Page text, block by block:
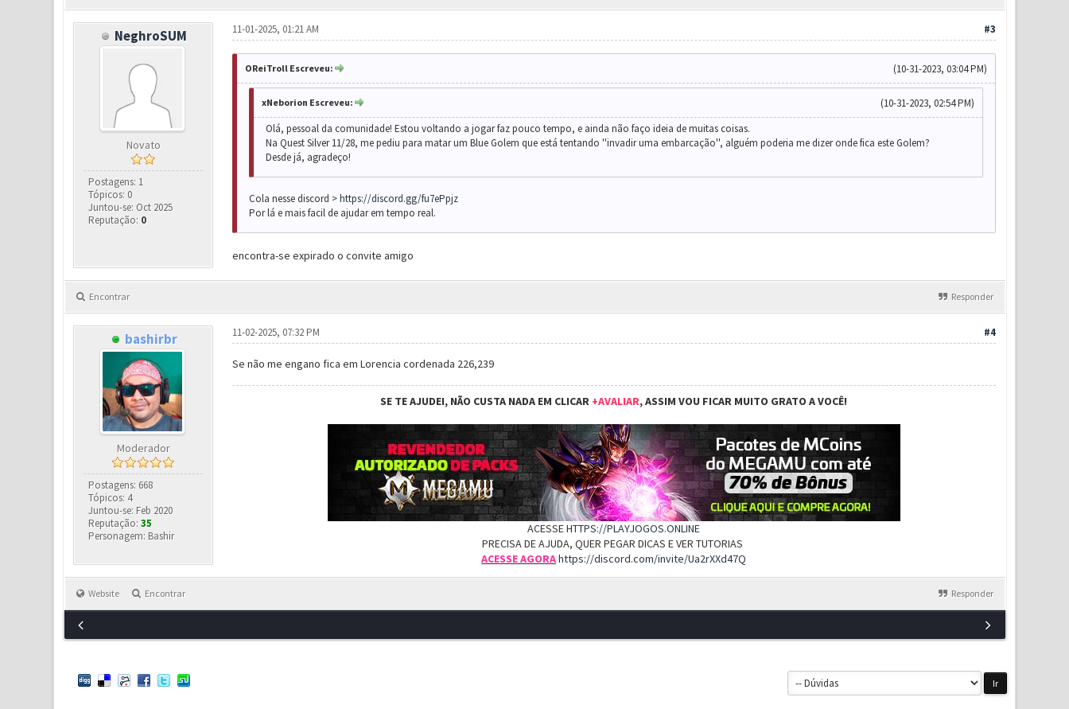
NeghroSUM
Novato
Postagens: 1
Tópicos: 0
Juntou-se: Oct 2025
Reputação: 0
#3
11-01-2025, 01:21 AM
(10-31-2023, 03:04 PM)
OReiTroll Escreveu:
(10-31-2023, 02:54 PM)
xNeborion Escreveu:
Olá, pessoal da comunidade! Estou voltando a jogar faz pouco tempo, e ainda não faço ideia de muitas coisas.
Na Quest Silver 11/28, me pediu para matar um Blue Golem que está tentando ''invadir uma embarcação'', alguém poderia me dizer onde fica este Golem?
Desde já, agradeço!
Cola nesse discord >https://discord.gg/fu7ePpjz
Por lá e mais facil de ajudar em tempo real.
encontra-se expirado o convite amigo
Encontrar Responder
bashirbr
Moderador
Postagens: 668
Tópicos: 4
Juntou-se: Feb 2020
Reputação:35
Personagem: Bashir
#4
11-02-2025, 07:32 PM
Se não me engano fica em Lorencia cordenada 226,239
SE TE AJUDEI, NÃO CUSTA NADA EM CLICAR +AVALIAR, ASSIM VOU FICAR MUITO GRATO A VOCÊ!
ACESSEHTTPS://PLAYJOGOS.ONLINE
PRECISA DE AJUDA, QUER PEGAR DICAS E VER TUTORIAS
ACESSE AGORAhttps://discord.com/invite/Ua2rXXd47Q
Website Encontrar Responder